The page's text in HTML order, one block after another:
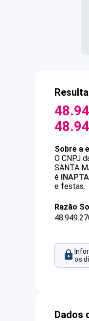
Sobre a
O CNPJ
SANTA
é INAPTA
e festas.
Razão
os
Dados